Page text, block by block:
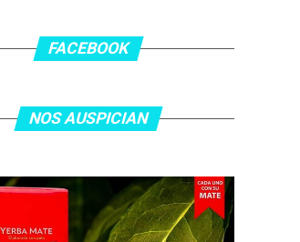
FACEBOOK
NOS AUSPICIAN